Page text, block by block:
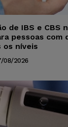
de IBS e CBS
pessoas com
níveis
08/2026